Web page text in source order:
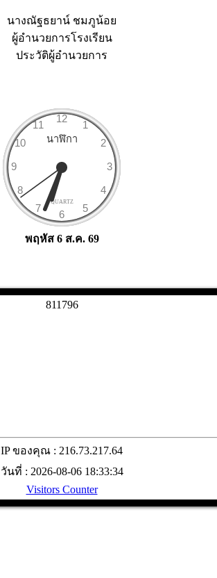
นางณัฐธยาน์ ชมภูน้อย
ผู้อำนวยการโรงเรียน
ประวัติผู้อำนวยการ
พฤหัส 6 ส.ค. 69
811796
IP ของคุณ : 216.73.217.64
วันที่ : 2026-08-06 18:33:34
Visitors Counter